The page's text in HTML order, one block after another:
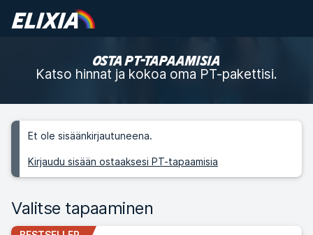
OSTA PT-TAPAAMISIA
Katso hinnat ja kokoa oma PT-pakettisi.
Et ole sisäänkirjautuneena.
Kirjaudu sisään ostaaksesi PT-tapaamisia
Valitse tapaaminen